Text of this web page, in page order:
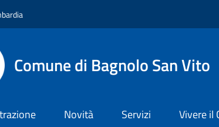
Comune di Bagnolo San Vito
Novità Servizi Vivere il